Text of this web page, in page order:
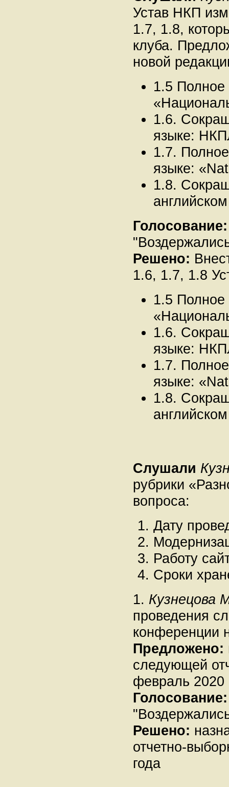
Устав НКП
1.7, 1.8,
клуба.
новой
1.5
1.6.
языке:
1.7.
языке:
1.8.
Голосование:
Решено:
1.6, 1.7, 1.8
1.5
1.6.
языке:
1.7.
языке:
1.8.
Слушали
рубрики
вопроса:
Дату
Работу
Сроки
1. Кузнецова
проведения
конференции
Предложено:
следующей
февраль 2020
Голосование:
Решено:
отчетно-
года